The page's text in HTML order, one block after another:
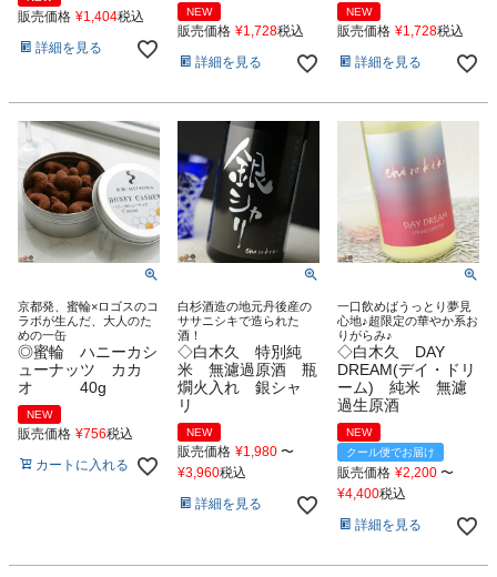
販売価格 ¥1,404税込
詳細を見る
NEW
販売価格 ¥1,728税込
詳細を見る
NEW
販売価格 ¥1,728税込
詳細を見る
京都発、蜜輪×ロゴスのコ
ラボが生んだ、大人のた
めの一缶
◎蜜輪 ハニーカシ
ューナッツ カカ
オ 40g
NEW
販売価格 ¥756税込
カートに入れる
白杉酒造の地元丹後産の
ササニシキで造られた
酒！
◇白木久 特別純
米 無濾過原酒 瓶
燗火入れ 銀シャ
リ
NEW
販売価格 ¥1,980 〜
¥3,960税込
詳細を見る
一口飲めばうっとり夢見
心地♪超限定の華やか系お
りがらみ♪
◇白木久 DAY
DREAM(デイ・ドリ
ーム) 純米 無濾
過生原酒
NEW
クール便でお届け
販売価格 ¥2,200 〜
¥4,400税込
詳細を見る